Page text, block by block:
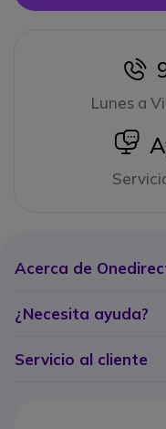
Lunes a
Acerca de
¿Necesita ayuda?
Servicio al cliente